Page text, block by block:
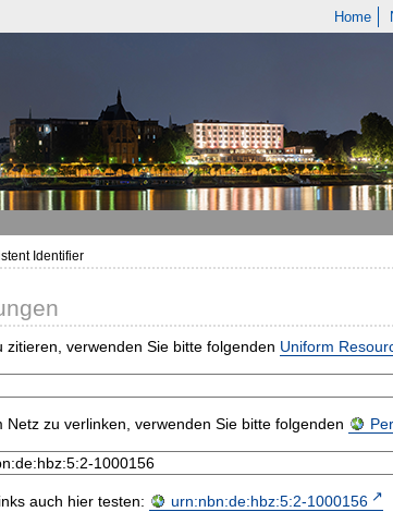
Home
Identifier
zitieren, verwenden Sie bitte folgenden Uniform
Netz zu verlinken, verwenden Sie bitte folgenden
auch hier testen: urn:nbn:de:hbz:5:2-1000156